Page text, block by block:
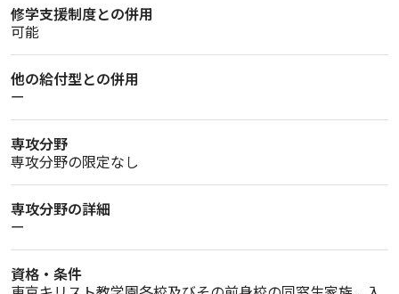
修学支援制度との併用
可能
他の給付型との併用
ー
専攻分野
専攻分野の限定なし
専攻分野の詳細
ー
資格・条件